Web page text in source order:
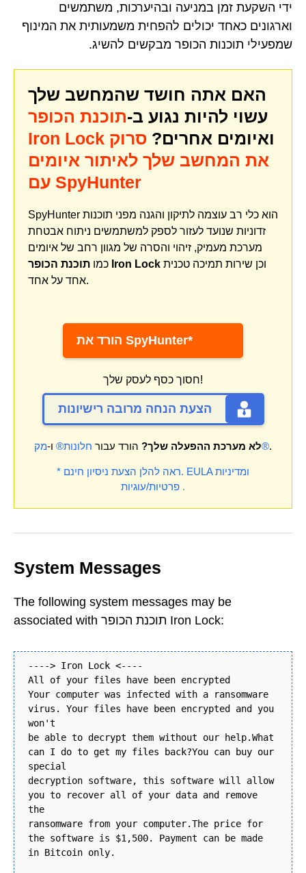
ידי השקעת זמן במניעה ובהיערכות, משתמשים
וארגונים כאחד יכולים להפחית משמעותית את המינוף
שמפעילי תוכנות הכופר מבקשים להשיג.
האם אתה חושד שהמחשב שלך
עשוי להיות נגוע ב-תוכנת הכופר
Iron Lock
ואיומים אחרים? סרוק
את המחשב שלך לאיתור איומים
עם SpyHunter
SpyHunter הוא כלי רב עוצמה לתיקון והגנה מפני תוכנות
זדוניות שנועד לעזור לספק למשתמשים ניתוח אבטחת
מערכת מעמיק, זיהוי והסרה של מגוון רחב של איומים
כמו תוכנת הכופר Iron Lock
אחד על אחד.
הורד את SpyHunter*
חסוך כסף לעסק שלך!
הצעת הנחה מרובה רישיונות
לא מערכת ההפעלה שלך? הורד עבור חלונות® ו- מק®.
* ראה להלן הצעת ניסיון חינם. EULA ומדיניות
פרטיות/עוגיות .
System Messages
The following system messages may be
associated with תוכנת הכופר Iron Lock:
----> Iron Lock <----
All of your files have been encrypted
Your computer was infected with a ransomware
virus. Your files have been encrypted and you
won't
be able to decrypt them without our help.What
can I do to get my files back?You can buy our
special
decryption software, this software will allow
you to recover all of your data and remove
the
ransomware from your computer.The price for
the software is $1,500. Payment can be made
in Bitcoin only.